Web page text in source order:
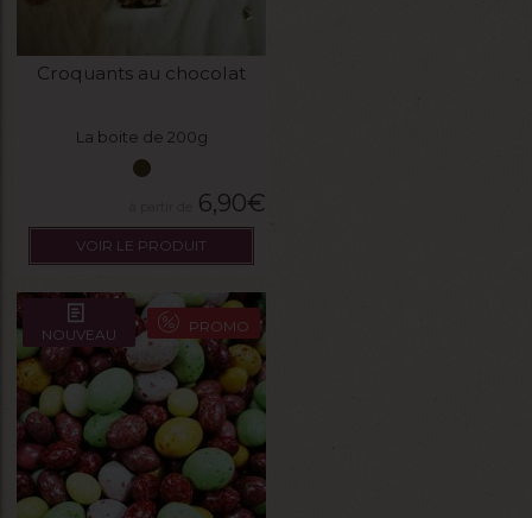
Croquants au chocolat
La boite de 200g
6,90€
VOIR LE PRODUIT
NOUVEAU PROMO